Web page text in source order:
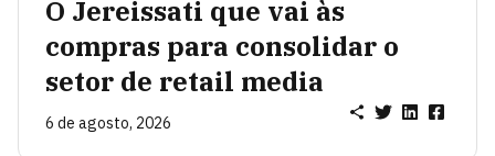
O Jereissati que vai às
compras para consolidar o
setor de retail media
6 de agosto, 2026